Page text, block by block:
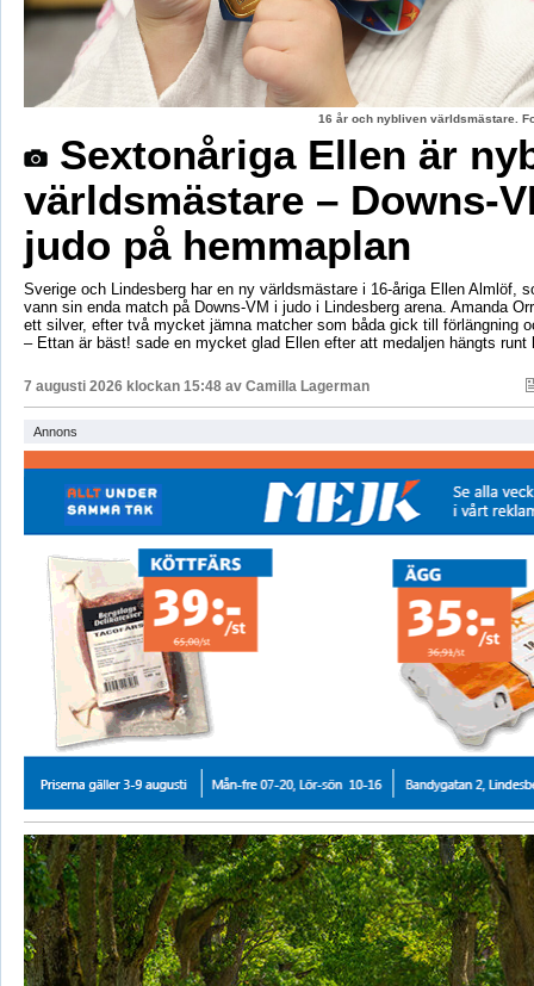
16 år och nybliven världsmästare.
Sextonåriga Ellen är
världsmästare – Downs-
judo på hemmaplan
Sverige och Lindesberg har en ny världsmästare i 16-åriga Ellen Almlöf,
vann sin enda match på Downs-VM i judo i Lindesberg arena. Amanda
ett silver, efter två mycket jämna matcher som båda gick till förlängning
– Ettan är bäst! sade en mycket glad Ellen efter att medaljen hängts runt
7 augusti 2026 klockan 15:48 av Camilla Lagerman
Annons